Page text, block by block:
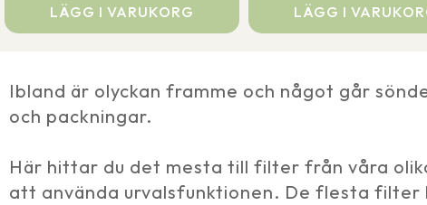
LÄGG I VARUKORG LÄGG I
Ibland är olyckan framme och något går
och packningar.
Här hittar du det mesta till filter från våra
att använda urvalsfunktionen. De flesta filter